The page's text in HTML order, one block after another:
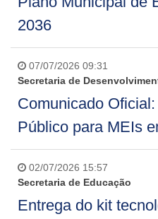
2036
07/07/2026 09:31
Secretaria de
Comunicado
Público para MEIs
02/07/2026 15:57
Secretaria de Educação
Entrega do kit